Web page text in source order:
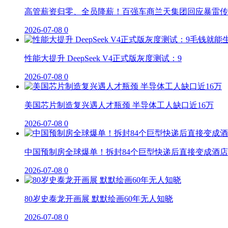
高管薪资归零、全员降薪！百强车商兰天集团回应暴雷
2026-07-08 0
性能大提升 DeepSeek V4正式版灰度测试：9
2026-07-08 0
美国芯片制造复兴遇人才瓶颈 半导体工人缺口近16万
2026-07-08 0
中国预制房全球爆单！拆封84个巨型快递后直接变成酒店
2026-07-08 0
80岁史泰龙开画展 默默绘画60年无人知晓
2026-07-08 0